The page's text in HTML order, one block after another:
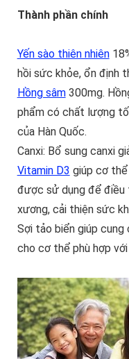
Thành phần chính
Yến sào thiên nhiên
hồi sức khỏe, ổn định
Hồng sâm300mg.
phẩm có chất lượng
của Hàn Quốc.
Canxi: Bổ sung canxi
Vitamin D3 giúp cơ thể
được sử dụng để điều
xương, cải thiện sức
Sợi tảo biển giúp
cho cơ thể phù hợp